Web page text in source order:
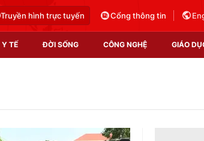
Truyền hình trực tuyến Cổng thông tin
Y TẾ ĐỜI SỐNG CÔNG NGHỆ GIÁO